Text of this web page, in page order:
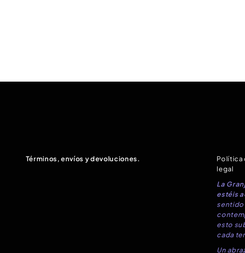
Términos, envíos y devoluciones. Política
legal
La
estéis
sentido
esto
cada
Un